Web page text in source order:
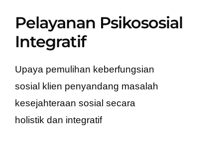
Pelayanan Psikososial
Integratif
Upaya pemulihan keberfungsian
sosial klien penyandang masalah
kesejahteraan sosial secara
holistik dan integratif